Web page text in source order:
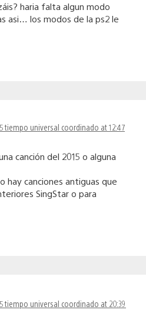
haria falta algun modo
asi… los modos de la ps2 le
tiempo universal coordinado at 12:47
canción del 2015 o alguna
hay canciones antiguas que
SingStar o para
tiempo universal coordinado at 20:39